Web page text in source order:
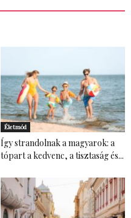
Életmód
Így strandolnak a magyarok: a
tópart a kedvenc, a tisztaság és...